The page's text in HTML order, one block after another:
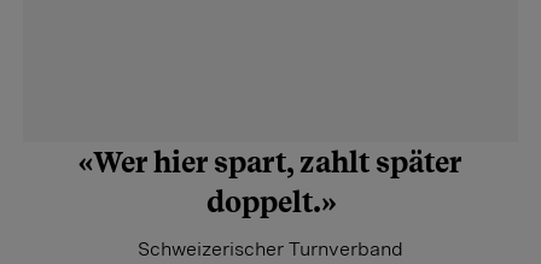
«Wer hier spart, zahlt später
doppelt.»
Schweizerischer Turnverband